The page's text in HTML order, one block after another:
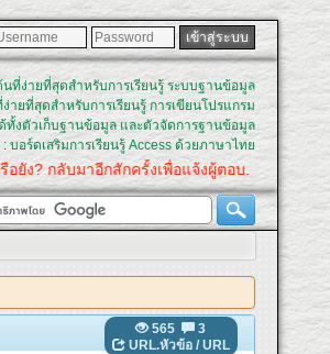
นที่ง่ายที่สุดสำหรับการเรียนรู้ ระบบฐานข้อมูล
ายที่สุดสำหรับการเรียนรู้ การเขียนโปรแกรม
ทั้งตัวเก็บฐานข้อมูล และตัวจัดการฐานข้อมูล
: บอร์ดเสริมการเรียนรู้ Access ด้วยภาษาไทย
ยัง? กลับมาอีกสักครั้งเพื่อแจ้งผู้ตอบ.
565
3
URL.หัวข้อ/ URL